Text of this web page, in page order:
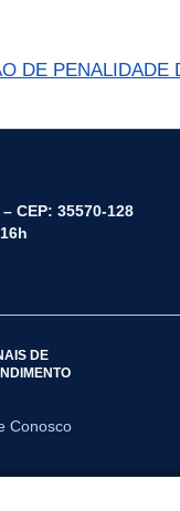
DE PENALIDADE
CEP: 35570-128
DE
Conosco